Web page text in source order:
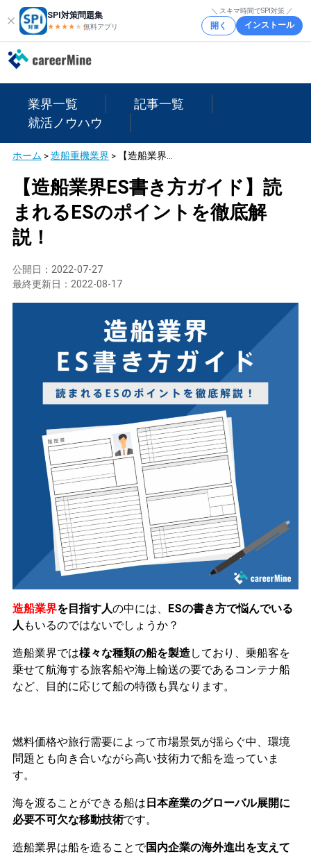
SPI対策問題集
★★★★ ★★
無料アプリ
＼ スキマ時間でSPI対策 ／
開く インストール
業界一覧
記事一覧
就活ノウハウ
ホーム >造船重機業界 >
【造船業界ES書き方ガイド】読
まれるESのポイントを徹底解
説！
公開日： 2022-07-27
最終更新日： 2022-08-17
造船業界を目指す人の中には、 ESの書き方で悩んでいる
人 もいるのではないでしょうか？
造船業界では様々な種類の船を製造しており、乗船客を
乗せて航海する旅客船や海上輸送の要であるコンテナ船
など、目的に応じて船の特徴も異なります。
燃料価格や旅行需要によって市場景気が揺らぐ中、環境
問題とも向き合いながら高い技術力で船を造っていま
す。
海を渡ることができる船は 日本産業のグローバル展開に
必要不可欠な移動技術です。
造船業界は船を造ることで国内企業の海外進出を支えて